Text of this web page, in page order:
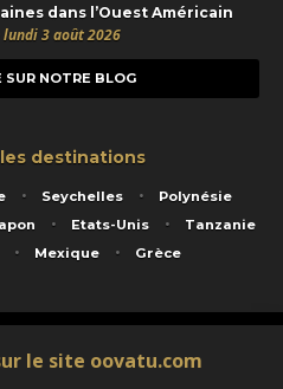
dans l’Ouest Américain
lundi 3 août 2026
SUR NOTRE BLOG
destinations
Seychelles
Polynésie
Etats-Unis
Tanzanie
Mexique Grèce
rue Georges Picquart 75017 Paris - S.A.S
B 423 671 973 - Code APE 7911Z
le site oovatu.com